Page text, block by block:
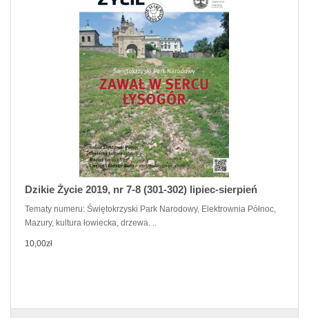
Dzikie Życie 2019, nr 7-8 (301-302) lipiec-sierpień
Tematy numeru: Świętokrzyski Park Narodowy, Elektrownia Północ,
Mazury, kultura łowiecka, drzewa. ..
10,00zł